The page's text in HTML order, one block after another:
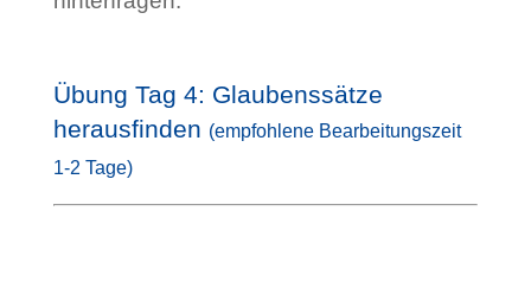
Übung Tag 4: Glaubenssätze
herausfinden (empfohlene Bearbeitungszeit
1-2 Tage)